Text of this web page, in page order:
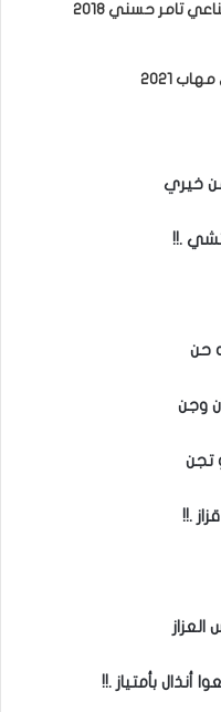
تامر حسني 2018
2021
خيري
.!!
حن
وجن
تجن
.!!
العزاز
أنذال بأمتياز .!!